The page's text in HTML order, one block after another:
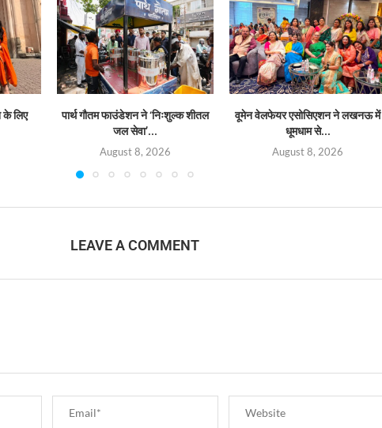
के लिए
पार्थ गौतम फाउंडेशन ने ‘निःशुल्क शीतल
जल सेवा’...
August 8, 2026
वूमेन वेलफेयर एसोसिएशन ने लखनऊ में
धूमधाम से...
August 8, 2026
LEAVE A COMMENT